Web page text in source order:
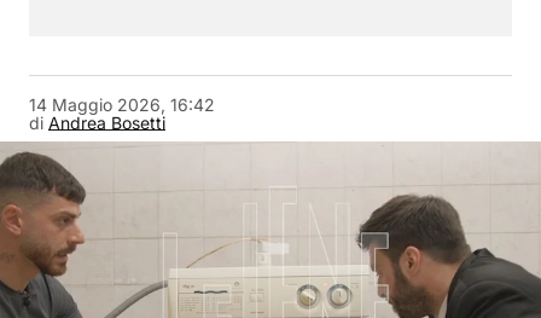
di Andrea Bosetti
14 Maggio 2026, 16:42